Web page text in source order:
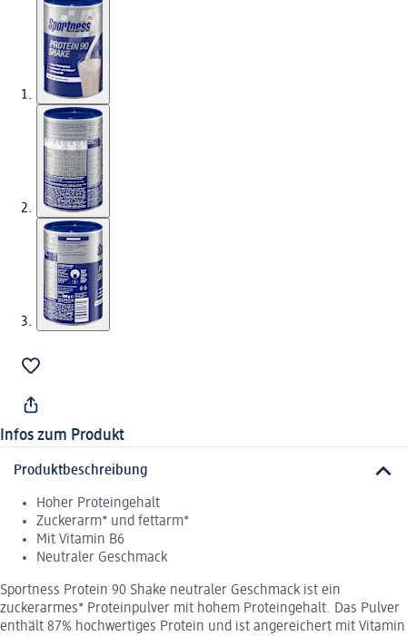
Infos zum Produkt
Produktbeschreibung
Hoher Proteingehalt
Zuckerarm* und fettarm*
Mit Vitamin B6
Neutraler Geschmack
Sportness Protein 90 Shake neutraler Geschmack ist ein
zuckerarmes* Proteinpulver mit hohem Proteingehalt. Das Pulver
enthält 87% hochwertiges Protein und ist angereichert mit Vitamin